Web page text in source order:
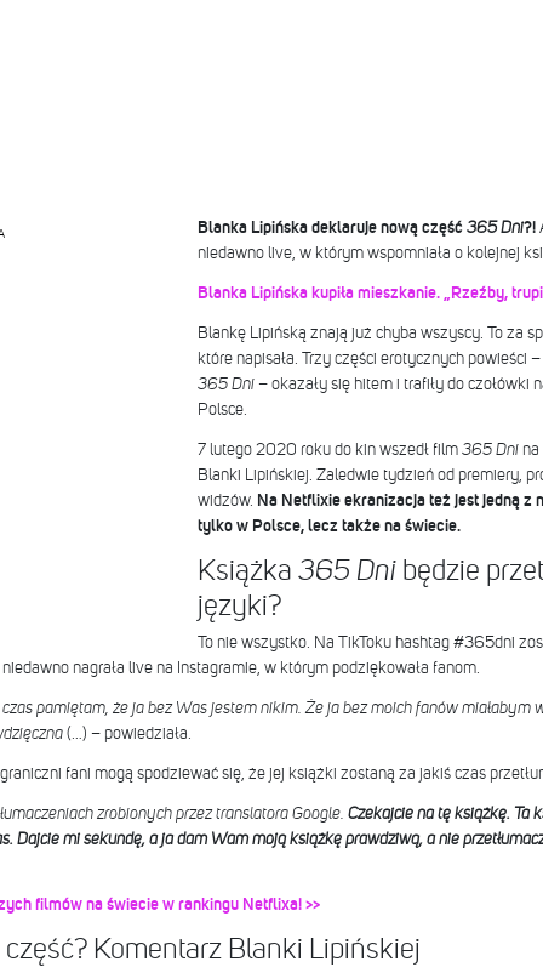
Blanka Lipińska deklaruje nową część 365 Dni?!
niedawno live, w którym wspomniała o kolejnej
Blanka Lipińska kupiła mieszkanie. „Rzeźby,
Blankę Lipińską znają już chyba wszyscy. To za
które napisała. Trzy części erotycznych powieści –
365 Dni– okazały się hitem i trafiły do czołówki
Polsce.
7 lutego 2020 roku do kin wszedł film 365 Dni
Blanki Lipińskiej. Zaledwie tydzień od premiery,
widzów. Na Netflixie ekranizacja też jest jedną z
tylko w Polsce, lecz także na świecie.
Książka 365 Dni będzie
języki?
To nie wszystko. Na TikToku hashtag #365dni
nagrała live na Instagramie, w którym podziękowała fanom.
pamiętam, że ja bez Was jestem nikim. Że ja bez moich fanów miałabym
(…) – powiedziała.
fani mogą spodziewać się, że jej książki zostaną za jakiś czas
zrobionych przez translatora Google. Czekajcie na tę książkę. Ta
Dajcie mi sekundę, a ja dam Wam moją książkę prawdziwą, a nie
filmów na świecie w rankingu Netflixa! >>
Komentarz Blanki Lipińskiej